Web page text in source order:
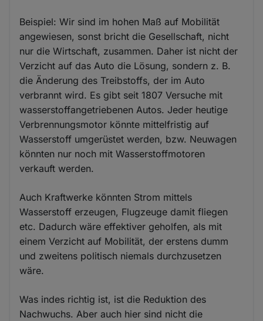
Beispiel: Wir sind im hohen Maß auf Mobilität
angewiesen, sonst bricht die Gesellschaft, nicht
nur die Wirtschaft, zusammen. Daher ist nicht der
Verzicht auf das Auto die Lösung, sondern z. B.
die Änderung des Treibstoffs, der im Auto
verbrannt wird. Es gibt seit 1807 Versuche mit
wasserstoffangetriebenen Autos. Jeder heutige
Verbrennungsmotor könnte mittelfristig auf
Wasserstoff umgerüstet werden, bzw. Neuwagen
könnten nur noch mit Wasserstoffmotoren
verkauft werden.
Auch Kraftwerke könnten Strom mittels
Wasserstoff erzeugen, Flugzeuge damit fliegen
etc. Dadurch wäre effektiver geholfen, als mit
einem Verzicht auf Mobilität, der erstens dumm
und zweitens politisch niemals durchzusetzen
wäre.
Was indes richtig ist, ist die Reduktion des
Nachwuchs. Aber auch hier sind nicht die